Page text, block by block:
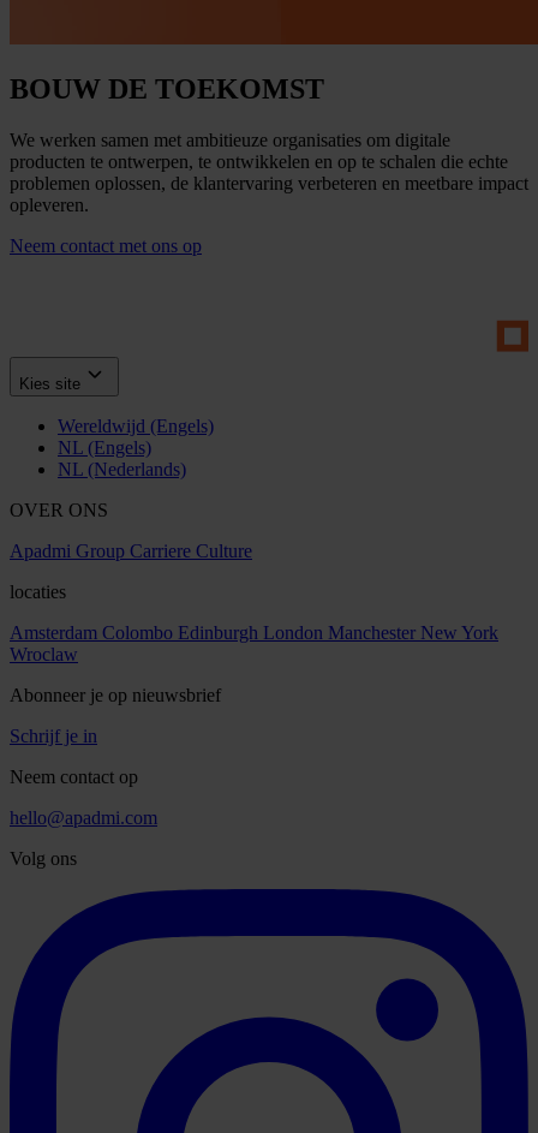
BOUW DE TOEKOMST
We werken samen met ambitieuze organisaties om digitale
producten te ontwerpen, te ontwikkelen en op te schalen die echte
problemen oplossen, de klantervaring verbeteren en meetbare impact
opleveren.
Neem contact met ons op
Kies site
Wereldwijd (Engels)
NL (Engels)
NL (Nederlands)
OVER ONS
Apadmi Group Carriere Culture
locaties
Amsterdam Colombo Edinburgh London Manchester New York
Wroclaw
Abonneer je op nieuwsbrief
Schrijf je in
Neem contact op
hello@apadmi.com
Volg ons